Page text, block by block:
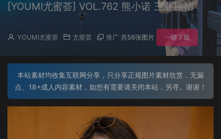
[YOUMI尤蜜荟] VOL.762 熊小诺 三亚旅拍
YOUMI尤蜜荟 尤蜜荟 推广 共56张图片 一键下载
本站素材均收集互联网分享，只分享正规图片素材欣赏，无漏
点、18+成人内容素材，如您有需要请关闭本站，另寻。谢谢！